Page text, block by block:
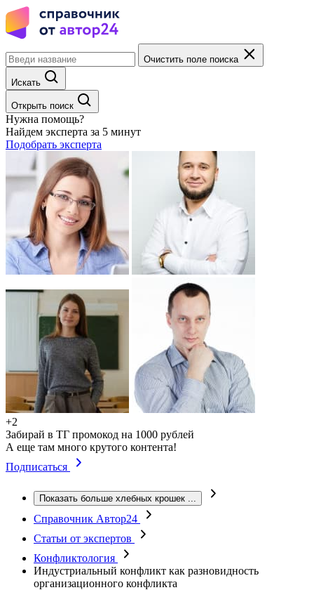
Очистить поле поиска
Искать
Открыть поиск
Нужна помощь?
Найдем эксперта за 5 минут
Подобрать эксперта
+2
Забирай в ТГ промокод на 1000 рублей
А еще там много крутого контента!
Подписаться
Показать больше хлебных крошек ...
Справочник Автор24
Статьи от экспертов
Конфликтология
Индустриальный конфликт как разновидность
организационного конфликта